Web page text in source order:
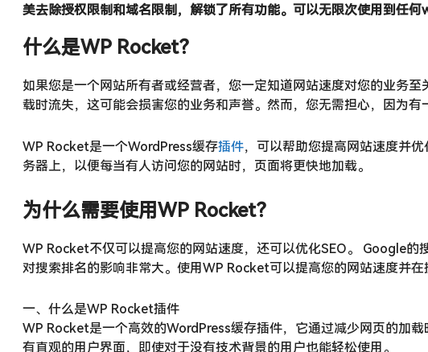
美去除授权限制和域名限制，解锁了所有功能。可以无限次使用到任何
什么是WP Rocket？
如果您是一个网站所有者或经营者，您一定知道网站速度对您的业务
载时流失，这可能会损害您的业务和声誉。然而，您无需担心，因为有
WP Rocket是一个WordPress缓存插件，可以帮助您提高网站速度并
务器上，以便每当有人访问您的网站时，页面将更快地加载。
为什么需要使用WP Rocket？
WP Rocket不仅可以提高您的网站速度，还可以优化SEO。 Google
对搜索排名的影响非常大。使用WP Rocket可以提高您的网站速度并在
一、什么是WP Rocket插件
WP Rocket是一个高效的WordPress缓存插件，它通过减少网页的加
有直观的用户界面，即使对于没有技术背景的用户也能轻松使用。